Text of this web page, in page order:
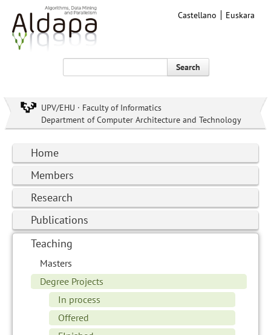
Castellano Euskara
Search
UPV/EHU · Faculty of Informatics
Department of Computer Architecture and Technology
Home
Members
Research
Publications
Teaching
Masters
Degree Projects
In process
Offered